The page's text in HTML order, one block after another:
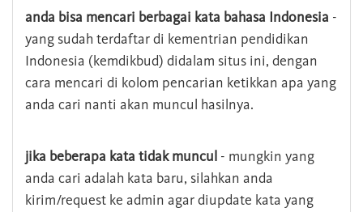
anda bisa mencari berbagai kata bahasa Indonesia -
yang sudah terdaftar di kementrian pendidikan
Indonesia (kemdikbud) didalam situs ini, dengan
cara mencari di kolom pencarian ketikkan apa yang
anda cari nanti akan muncul hasilnya.
jika beberapa kata tidak muncul - mungkin yang
anda cari adalah kata baru, silahkan anda
kirim/request ke admin agar diupdate kata yang